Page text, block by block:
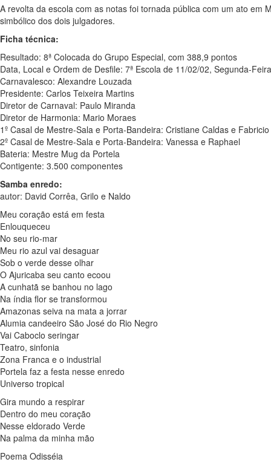
A revolta da escola com as notas foi tornada pública com um ato
simbólico dos dois julgadores.
Ficha técnica:
Resultado: 8ª Colocada do Grupo Especial, com 388,9 pontos
Data, Local e Ordem de Desfile: 7ª Escola de 11/02/02, Segunda-
Carnavalesco: Alexandre Louzada
Presidente: Carlos Teixeira Martins
Diretor de Carnaval: Paulo Miranda
Diretor de Harmonia: Mario Moraes
1º Casal de Mestre-Sala e Porta-Bandeira: Cristiane Caldas e
2º Casal de Mestre-Sala e Porta-Bandeira: Vanessa e Raphael
Bateria: Mestre Mug da Portela
Contigente: 3.500 componentes
Samba enredo:
autor: David Corrêa, Grilo e Naldo
Meu coração está em festa
Enlouqueceu
No seu rio-mar
Meu rio azul vai desaguar
Sob o verde desse olhar
O Ajuricaba seu canto ecoou
A cunhatã se banhou no lago
Na índia flor se transformou
Amazonas seiva na mata a jorrar
Alumia candeeiro São José do Rio Negro
Vai Caboclo seringar
Teatro, sinfonia
Zona Franca e o industrial
Portela faz a festa nesse enredo
Universo tropical
Gira mundo a respirar
Dentro do meu coração
Nesse eldorado Verde
Na palma da minha mão
Poema Odisséia